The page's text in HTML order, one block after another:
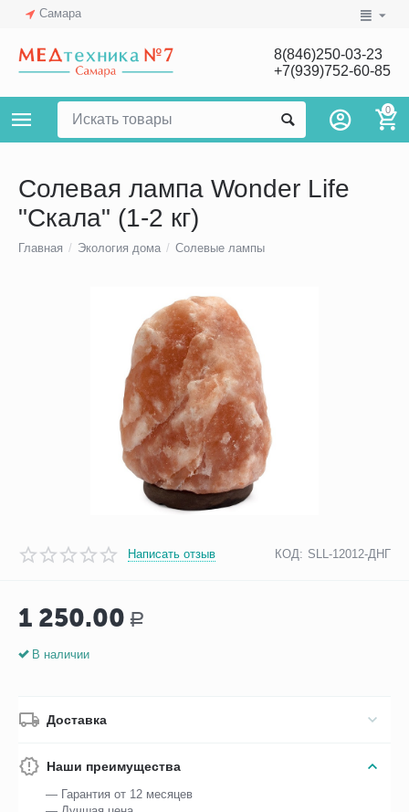
Самара
8(846)250-03-23
+7(939)752-60-85
0
Солевая лампа Wonder Life
"Скала" (1-2 кг)
Главная / Экология дома / Солевые лампы
Написать отзыв КОД: SLL-12012-ДНГ
1 250.00 Р
В наличии
Доставка
Наши преимущества
— Гарантия от 12 месяцев